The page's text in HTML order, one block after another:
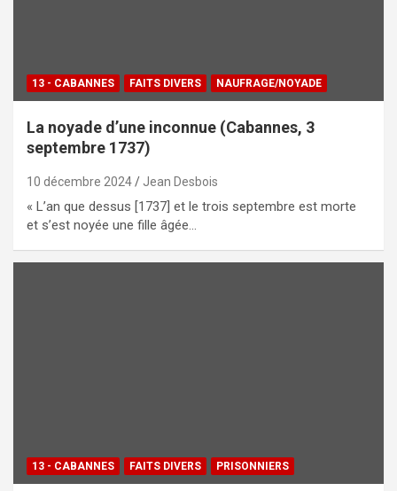
13 - CABANNES FAITS DIVERS NAUFRAGE/NOYADE
La noyade d’une inconnue (Cabannes, 3
septembre 1737)
10 décembre 2024 Jean Desbois
« L’an que dessus [1737] et le trois septembre est morte
et s’est noyée une fille âgée…
13 - CABANNES FAITS DIVERS PRISONNIERS